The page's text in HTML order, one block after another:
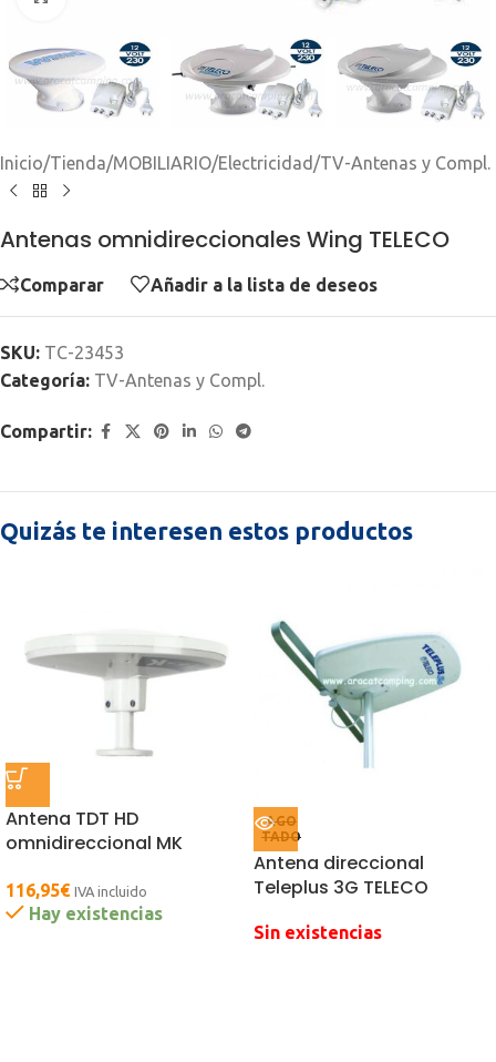
Inicio/Tienda/MOBILIARIO/Electricidad /TV-Antenas y Compl.
Antenas omnidireccionales Wing TELECO
Comparar Añadir a la lista de deseos
SKU: TC-23453
Categoría: TV-Antenas y Compl.
Compartir:
Quizás te interesen estos productos
Antena TDT HD
omnidireccional MK
116,95€ IVA incluido
Hay existencias
AGO
TADO
Antena direccional
Teleplus 3G TELECO
Sin existencias